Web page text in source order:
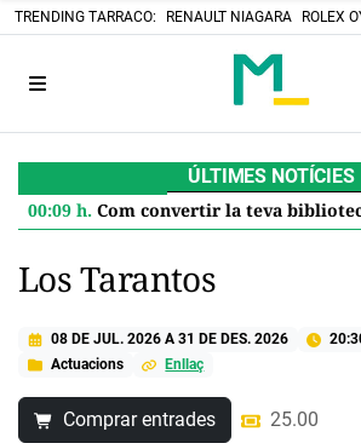
TRENDING TARRACO: RENAULT NIAGARA ROLEX
ÚLTIMES NOTÍCIES
00:09 h. Com convertir la teva biblioteca de Steam en Cartutxos retro: el
Los Tarantos
08 DE JUL. 2026A 31 DE DES. 2026
Actuacions
Enllaç
Comprar entrades 25.00